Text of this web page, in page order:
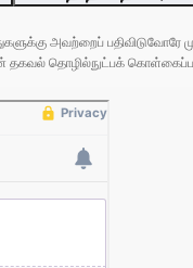
அவற்றைப்
தொழில்நுட்பக்